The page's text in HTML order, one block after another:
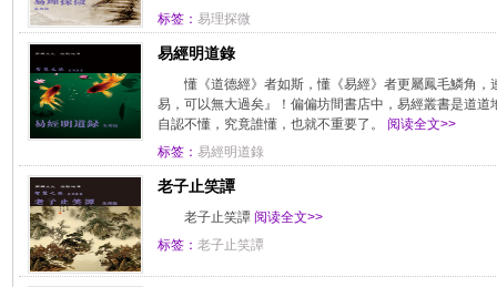
标签： 易理探微
易經明道錄
懂《道德經》者如斯，懂《易經》者更屬鳳毛鱗角
易，可以無大過矣』！偏偏坊間書店中，易經叢書是道
自認不懂，究竟誰懂，也就不重要了。 阅读全文>>
标签： 易經明道錄
老子止笑譚
老子止笑譚 阅读全文>>
标签： 老子止笑譚